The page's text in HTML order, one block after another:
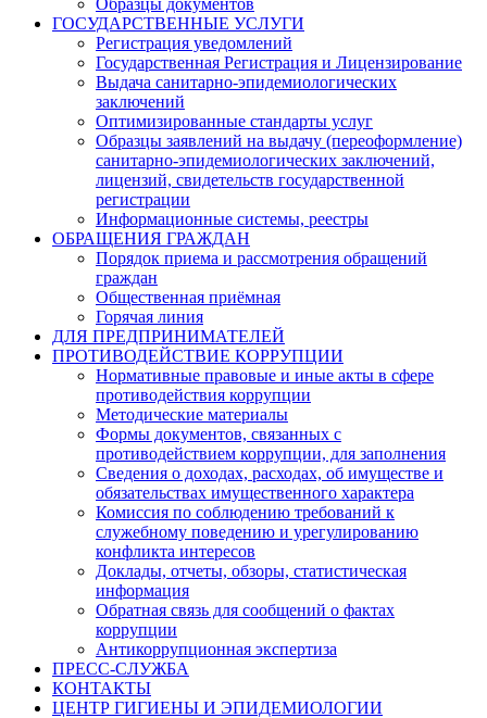
Образцы документов
ГОСУДАРСТВЕННЫЕ УСЛУГИ
Регистрация уведомлений
Государственная Регистрация и Лицензирование
Выдача санитарно-эпидемиологических
заключений
Оптимизированные стандарты услуг
Образцы заявлений на выдачу (переоформление)
санитарно-эпидемиологических заключений,
лицензий, свидетельств государственной
регистрации
Информационные системы, реестры
ОБРАЩЕНИЯ ГРАЖДАН
Порядок приема и рассмотрения обращений
граждан
Общественная приёмная
Горячая линия
ДЛЯ ПРЕДПРИНИМАТЕЛЕЙ
ПРОТИВОДЕЙСТВИЕ КОРРУПЦИИ
Нормативные правовые и иные акты в сфере
противодействия коррупции
Методические материалы
Формы документов, связанных с
противодействием коррупции, для заполнения
Сведения о доходах, расходах, об имуществе и
обязательствах имущественного характера
Комиссия по соблюдению требований к
служебному поведению и урегулированию
конфликта интересов
Доклады, отчеты, обзоры, статистическая
информация
Обратная связь для сообщений о фактах
коррупции
Антикоррупционная экспертиза
ПРЕСС-СЛУЖБА
КОНТАКТЫ
ЦЕНТР ГИГИЕНЫ И ЭПИДЕМИОЛОГИИ